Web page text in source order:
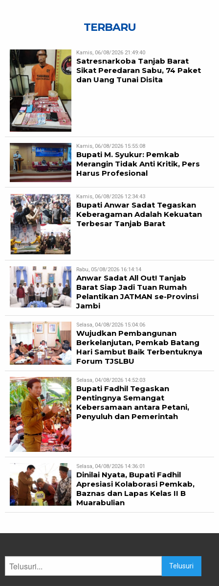
TERBARU
Kamis, 06/08/2026 21:49:40
Satresnarkoba Tanjab Barat
Sikat Peredaran Sabu, 74 Paket
dan Uang Tunai Disita
Kamis, 06/08/2026 15:55:08
Bupati M. Syukur: Pemkab
Merangin Tidak Anti Kritik, Pers
Harus Profesional
Kamis, 06/08/2026 12:34:43
Bupati Anwar Sadat Tegaskan
Keberagaman Adalah Kekuatan
Terbesar Tanjab Barat
Rabu, 05/08/2026 16:14:14
Anwar Sadat All Out! Tanjab
Barat Siap Jadi Tuan Rumah
Pelantikan JATMAN se-Provinsi
Jambi
Selasa, 04/08/2026 15:04:06
Wujudkan Pembangunan
Berkelanjutan, Pemkab Batang
Hari Sambut Baik Terbentuknya
Forum TJSLBU
Selasa, 04/08/2026 14:52:03
Bupati Fadhil Tegaskan
Pentingnya Semangat
Kebersamaan antara Petani,
Penyuluh dan Pemerintah
Selasa, 04/08/2026 14:36:01
Dinilai Nyata, Bupati Fadhil
Apresiasi Kolaborasi Pemkab,
Baznas dan Lapas Kelas II B
Muarabulian
Telusuri